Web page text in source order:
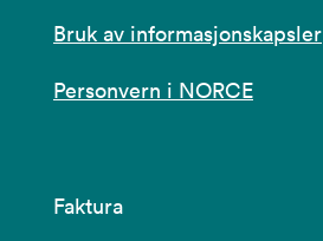
Bruk av informasjonskapsler
Personvern i NORCE
Faktura